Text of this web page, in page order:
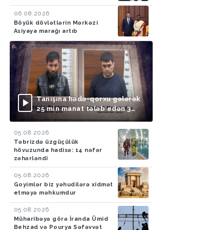
06.08.2026
Böyük dövlətlərin Mərkəzi
Asiyaya marağı artıb
Tanışına hədə-qorxu gələrək
25 min manat tələb edən 3
nəfər saxlanılıb
05.08.2026
Təbrizdə üzgüçülük
hövuzunda hadisə: 14 nəfər
zəhərləndi
05.08.2026
Goyimlər biz yəhudilərə xidmət
etməyə məhkumdur
05.08.2026
Müharibəyə görə İranda Ümid
Behzad və Pourya Səfəvvət